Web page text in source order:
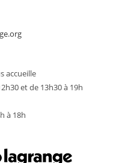
accueille
et de 13h30 à 19h
à 18h